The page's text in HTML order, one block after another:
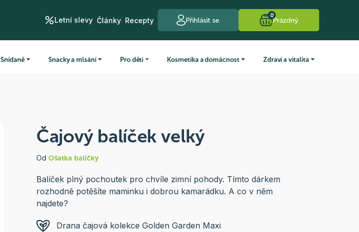
Letní slevy Články Recepty Přihlásit se
0
Prázdný
Snídaně Snacky a mlsání Pro děti Kosmetika a domácnost Zdraví a vitalita
Čajový balíček velký
Od Ošatka balíčky
Balíček plný pochoutek pro chvíle zimní pohody. Tímto dárkem
rozhodně potěšíte maminku i dobrou kamarádku. A co v něm
najdete?
Drana čajová kolekce Golden Garden Maxi